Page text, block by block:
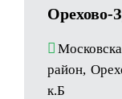
Орехово-
район,
к.Б